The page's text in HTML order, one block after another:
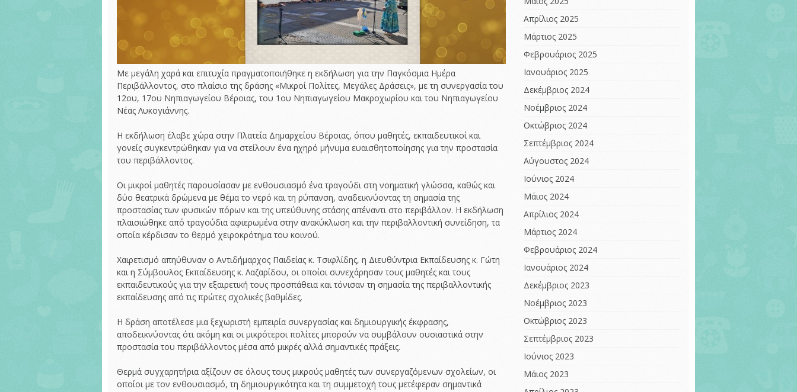
2023
ΈΚΘΕΣΗ ΕΣΩΤΕΡΙΚΗΣ
ΑΞΙΟΛΟΓΗΣΗΣ 2022-
2023
ΈΚΘΕΣΗ ΕΞΩΤΕΡΙΚΗΣ
ΑΞΙΟΛΟΓΗΣΗΣ 2021-
2022
ΈΚΘΕΣΗ ΕΣΩΤΕΡΙΚΗΣ
ΠΡΏΤΗ ΈΚΘΕΣΗ
ΕΣΩΤΕΡΙΚΗΣ
Birthdays around
Europe
Χριστούγεννα…
αγάπης δώρα
Με μεγάλη χαρά και επιτυχία πραγματοποιήθηκε η εκδήλωση για την Παγκόσμια Ημέρα
Περιβάλλοντος, στο πλαίσιο της δράσης «Μικροί Πολίτες, Μεγάλες Δράσεις», με τη συνεργασία του
12ου, 17ου Νηπιαγωγείου Βέροιας, του 1ου Νηπιαγωγείου Μακροχωρίου και του Νηπιαγωγείου
Νέας Λυκογιάννης.
Η εκδήλωση έλαβε χώρα στην Πλατεία Δημαρχείου Βέροιας, όπου μαθητές, εκπαιδευτικοί και
γονείς συγκεντρώθηκαν για να στείλουν ένα ηχηρό μήνυμα ευαισθητοποίησης για την προστασία
του περιβάλλοντος.
Οι μικροί μαθητές παρουσίασαν με ενθουσιασμό ένα τραγούδι στη νοηματική γλώσσα, καθώς και
δύο θεατρικά δρώμενα με θέμα το νερό και τη ρύπανση, αναδεικνύοντας τη σημασία της
προστασίας των φυσικών πόρων και της υπεύθυνης στάσης απέναντι στο περιβάλλον. Η εκδήλωση
πλαισιώθηκε από τραγούδια αφιερωμένα στην ανακύκλωση και την περιβαλλοντική συνείδηση, τα
οποία κέρδισαν το θερμό χειροκρότημα του κοινού.
Χαιρετισμό απηύθυναν ο Αντιδήμαρχος Παιδείας κ. Τσιφλίδης, η Διευθύντρια Εκπαίδευσης κ. Γώτη
και η Σύμβουλος Εκπαίδευσης κ. Λαζαρίδου, οι οποίοι συνεχάρησαν τους μαθητές και τους
εκπαιδευτικούς για την εξαιρετική τους προσπάθεια και τόνισαν τη σημασία της περιβαλλοντικής
εκπαίδευσης από τις πρώτες σχολικές βαθμίδες.
Η δράση αποτέλεσε μια ξεχωριστή εμπειρία συνεργασίας και δημιουργικής έκφρασης,
αποδεικνύοντας ότι ακόμη και οι μικρότεροι πολίτες μπορούν να συμβάλουν ουσιαστικά στην
προστασία του περιβάλλοντος μέσα από μικρές αλλά σημαντικές πράξεις.
Θερμά συγχαρητήρια αξίζουν σε όλους τους μικρούς μαθητές των συνεργαζόμενων σχολείων, οι
οποίοι με τον ενθουσιασμό, τη δημιουργικότητα και τη συμμετοχή τους μετέφεραν σημαντικά
Απρίλιος 2025
Μάρτιος 2025
Φεβρουάριος 2025
Ιανουάριος 2025
Δεκέμβριος 2024
Νοέμβριος 2024
Οκτώβριος 2024
Σεπτέμβριος 2024
Αύγουστος 2024
Ιούνιος 2024
Μάιος 2024
Απρίλιος 2024
Μάρτιος 2024
Φεβρουάριος 2024
Ιανουάριος 2024
Δεκέμβριος 2023
Νοέμβριος 2023
Οκτώβριος 2023
Σεπτέμβριος 2023
Ιούνιος 2023
Μάιος 2023